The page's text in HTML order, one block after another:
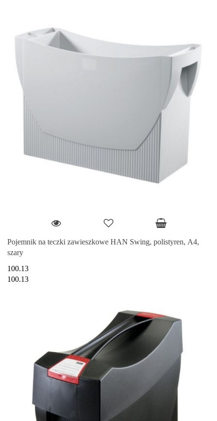
Pojemnik na teczki zawieszkowe HAN Swing, polistyren, A4,
szary
100.13
100.13